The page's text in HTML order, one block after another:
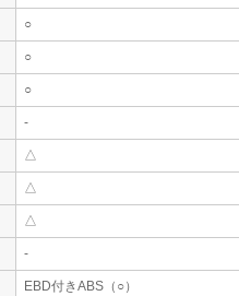
○
○
○
-
△
△
△
-
EBD付きABS（○）